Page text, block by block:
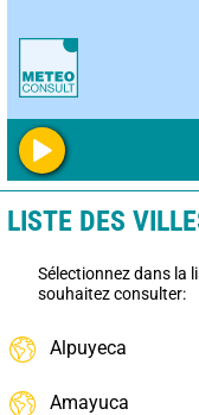
LISTE DES
Sélectionnez dans la
souhaitez consulter:
Alpuyeca
Amayuca